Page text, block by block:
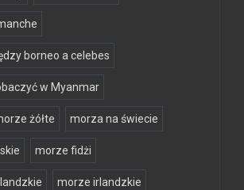
borneo a celebes
w Myanmar
żółte morza na świecie
morze fidżi
morze irlandzkie